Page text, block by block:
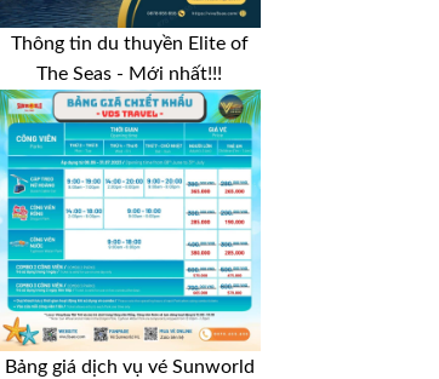
Thông tin du thuyền Elite of
The Seas - Mới nhất!!!
Bảng giá dịch vụ vé Sunworld